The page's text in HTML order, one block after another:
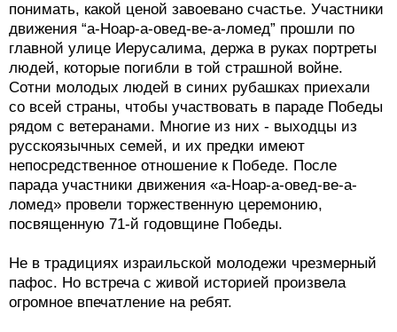
понимать, какой ценой завоевано счастье. Участники
движения “а-Ноар-а-овед-ве-а-ломед” прошли по
главной улице Иерусалима, держа в руках портреты
людей, которые погибли в той страшной войне.
Сотни молодых людей в синих рубашках приехали
со всей страны, чтобы участвовать в параде Победы
рядом с ветеранами. Многие из них - выходцы из
русскоязычных семей, и их предки имеют
непосредственное отношение к Победе. После
парада участники движения «а-Ноар-а-овед-ве-а-
ломед» провели торжественную церемонию,
посвященную 71-й годовщине Победы.
Не в традициях израильской молодежи чрезмерный
пафос. Но встреча с живой историей произвела
огромное впечатление на ребят.